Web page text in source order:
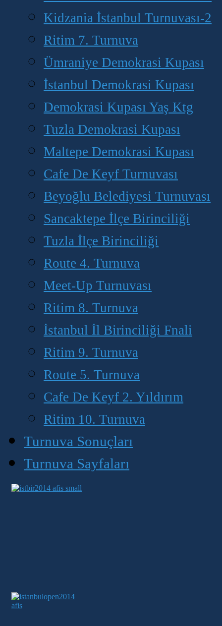
Kidzania İstanbul Turnuvası-2
Ritim 7. Turnuva
Ümraniye Demokrasi Kupası
İstanbul Demokrasi Kupası
Demokrasi Kupası Yaş Ktg
Tuzla Demokrasi Kupası
Maltepe Demokrasi Kupası
Cafe De Keyf Turnuvası
Beyoğlu Belediyesi Turnuvası
Sancaktepe İlçe Birinciliği
Tuzla İlçe Birinciliği
Route 4. Turnuva
Meet-Up Turnuvası
Ritim 8. Turnuva
İstanbul İl Birinciliği Fnali
Ritim 9. Turnuva
Route 5. Turnuva
Cafe De Keyf 2. Yıldırım
Ritim 10. Turnuva
Turnuva Sonuçları
Turnuva Sayfaları